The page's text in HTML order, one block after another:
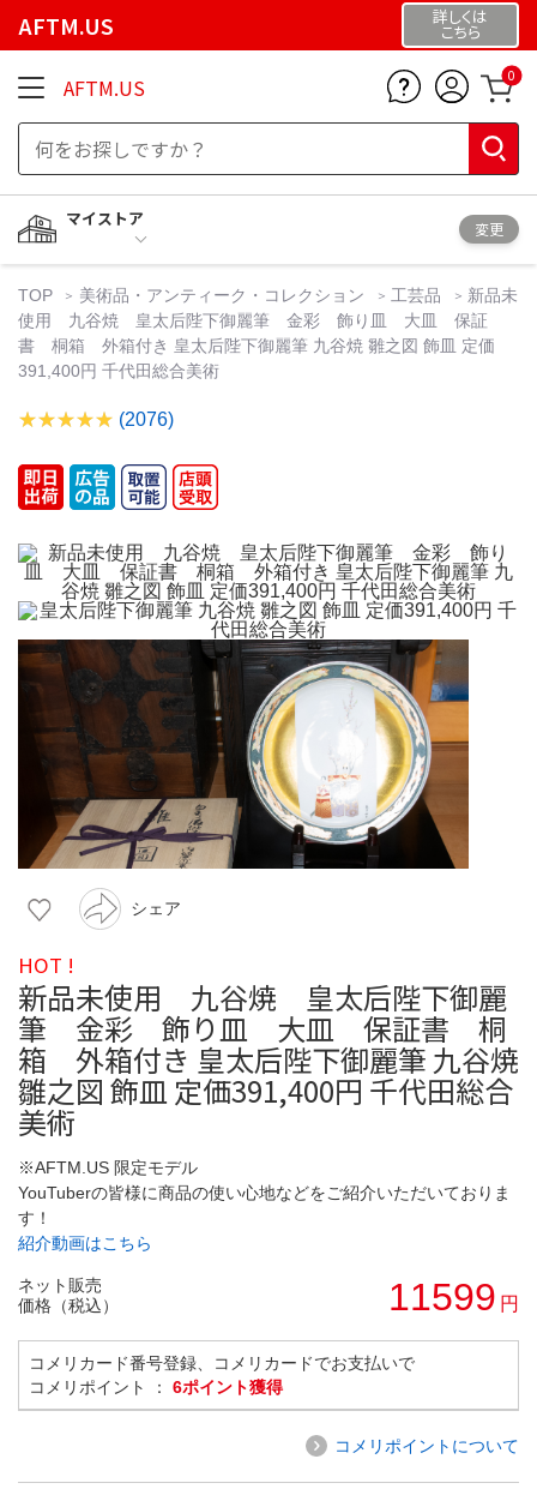
AFTM.US 詳しくは
こちら
AFTM.US 0
マイストア
変更
TOP 美術品・アンティーク・コレクション 工芸品
新品未
使用 九谷焼 皇太后陛下御麗筆 金彩 飾り皿 大皿 保証
書 桐箱 外箱付き 皇太后陛下御麗筆 九谷焼 雛之図 飾皿 定価
391,400円 千代田総合美術
(2076)
シェア
HOT !
新品未使用 九谷焼 皇太后陛下御麗
筆 金彩 飾り皿 大皿 保証書 桐
箱 外箱付き 皇太后陛下御麗筆 九谷焼
雛之図 飾皿 定価391,400円 千代田総合
美術
※AFTM.US 限定モデル
YouTuberの皆様に商品の使い心地などをご紹介いただいておりま
す！
紹介動画はこちら
ネット販売
価格（税込）
11599 円
コメリカード番号登録、コメリカードでお支払いで
コメリポイント ： 6ポイント獲得
コメリポイントについて